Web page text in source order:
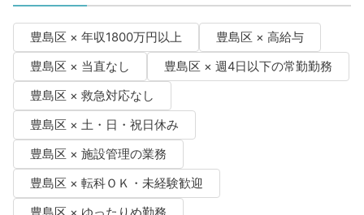
豊島区 × 年収1800万円以上
豊島区 × 高給与
豊島区 × 当直なし
豊島区 × 週4日以下の常勤勤務
豊島区 × 救急対応なし
豊島区 × 土・日・祝日休み
豊島区 × 施設管理の業務
豊島区 × 転科ＯＫ・未経験歓迎